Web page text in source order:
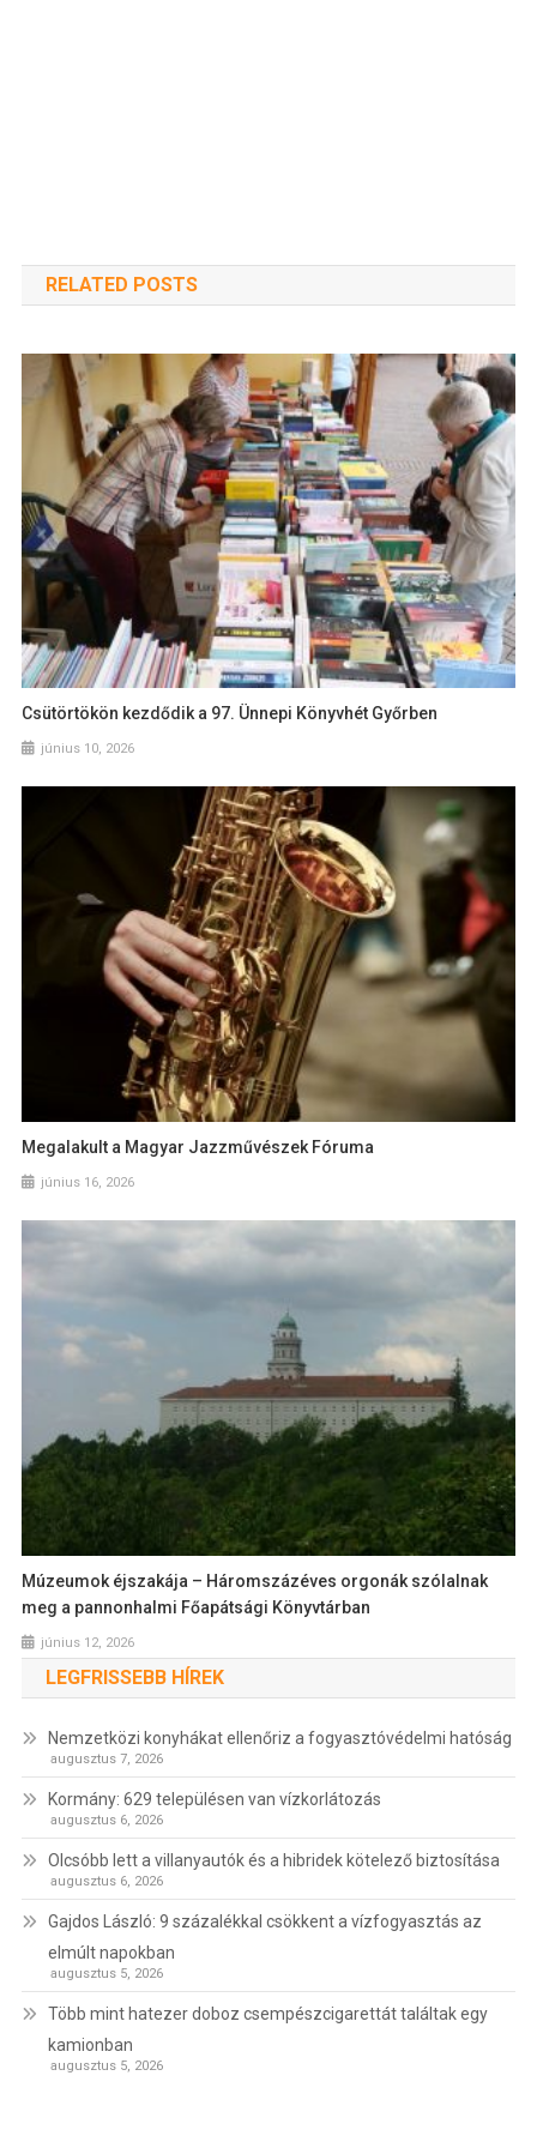
RELATED POSTS
Csütörtökön kezdődik a 97. Ünnepi Könyvhét Győrben
június 10, 2026
Megalakult a Magyar Jazzművészek Fóruma
június 16, 2026
Múzeumok éjszakája – Háromszázéves orgonák szólalnak
meg a pannonhalmi Főapátsági Könyvtárban
június 12, 2026
LEGFRISSEBB HÍREK
Nemzetközi konyhákat ellenőriz a fogyasztóvédelmi hatóság
augusztus 7, 2026
Kormány: 629 településen van vízkorlátozás
augusztus 6, 2026
Olcsóbb lett a villanyautók és a hibridek kötelező biztosítása
augusztus 6, 2026
Gajdos László: 9 százalékkal csökkent a vízfogyasztás az
elmúlt napokban
augusztus 5, 2026
Több mint hatezer doboz csempészcigarettát találtak egy
kamionban
augusztus 5, 2026